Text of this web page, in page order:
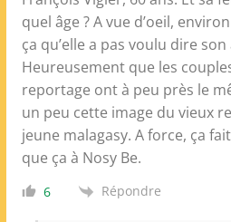
quel âge ? A vue d’oeil,
ça qu’elle a pas voulu dire son
Heureusement que les
reportage ont à peu près le
un peu cette image du vieux
jeune malagasy. A force, ça
que ça à Nosy Be.
6 Répondre